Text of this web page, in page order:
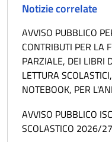
Notizie correlate
AVVISO PUBBLICO
CONTRIBUTI PER LA
PARZIALE, DEI LIBRI
LETTURA
NOTEBOOK, PER
AVVISO PUBBLICO
SCOLASTICO 2026/27